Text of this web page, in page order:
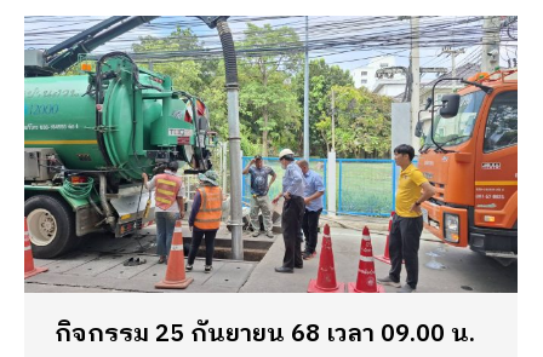
กิจกรรม 25 กันยายน 68 เวลา 09.00 น.